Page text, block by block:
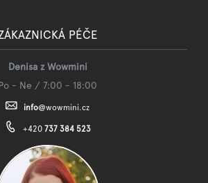
PÉČE
Denisa z Wowmini
- Ne / 7:00 - 18:00
info@wowmini.cz
+420 737 384 523